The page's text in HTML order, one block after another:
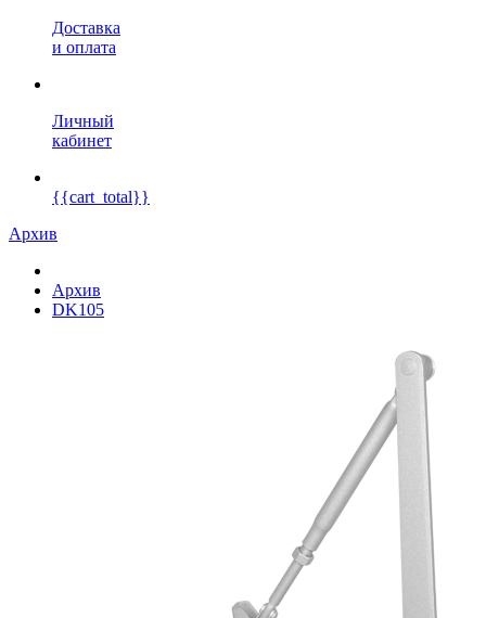
Доставка
и оплата
Личный
кабинет
{{cart_total}}
Архив
Архив
DK105